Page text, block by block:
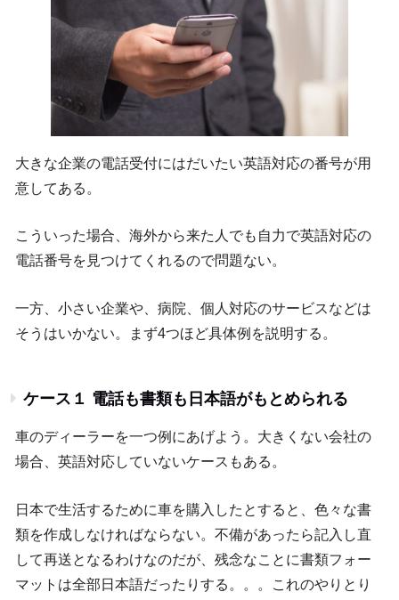
大きな企業の電話受付にはだいたい英語対応の番号が用
意してある。
こういった場合、海外から来た人でも自力で英語対応の
電話番号を見つけてくれるので問題ない。
一方、小さい企業や、病院、個人対応のサービスなどは
そうはいかない。まず4つほど具体例を説明する。
ケース１ 電話も書類も日本語がもとめられる
車のディーラーを一つ例にあげよう。大きくない会社の
場合、英語対応していないケースもある。
日本で生活するために車を購入したとすると、色々な書
類を作成しなければならない。不備があったら記入し直
して再送となるわけなのだが、残念なことに書類フォー
マットは全部日本語だったりする。。。これのやりとり